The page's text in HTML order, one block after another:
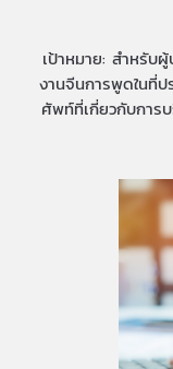
เป้าหมาย: สำหรับ
งานจีนการพูดในที่ป
ศัพท์ที่เกี่ยวกับการ